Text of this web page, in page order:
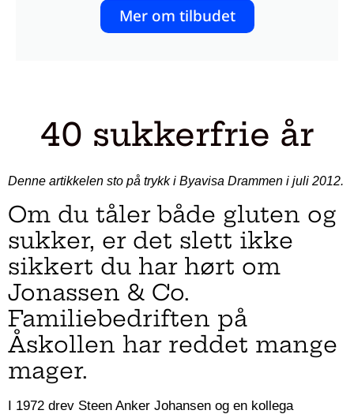
Mer om tilbudet
40 sukkerfrie år
Denne artikkelen sto på trykk i Byavisa Drammen i juli 2012.
Om du tåler både gluten og
sukker, er det slett ikke
sikkert du har hørt om
Jonassen & Co.
Familiebedriften på
Åskollen har reddet mange
mager.
I 1972 drev Steen Anker Johansen og en kollega